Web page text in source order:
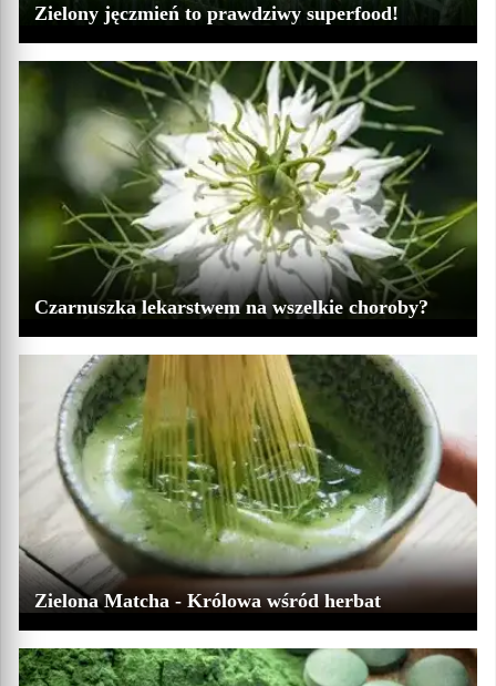
Zielony jęczmień to prawdziwy superfood!
Czarnuszka lekarstwem na wszelkie choroby?
Zielona Matcha - Królowa wśród herbat